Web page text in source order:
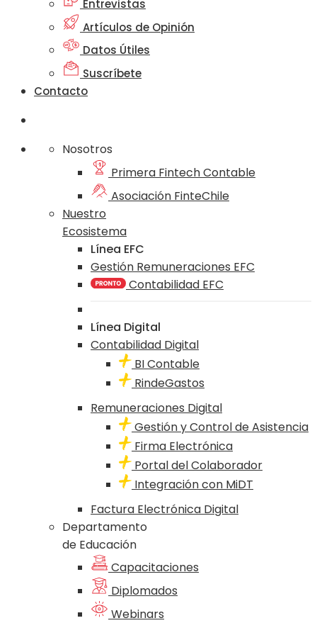
Entrevistas
Artículos de Opinión
Datos Útiles
Suscríbete
Contacto
Nosotros
Primera Fintech Contable
Asociación FinteChile
Nuestro
Ecosistema
Línea EFC
Gestión Remuneraciones EFC
Contabilidad EFC
Línea Digital
Contabilidad Digital
BI Contable
RindeGastos
Remuneraciones Digital
Gestión y Control de Asistencia
Firma Electrónica
Portal del Colaborador
Integración con MiDT
Factura Electrónica Digital
Departamento
de Educación
Capacitaciones
Diplomados
Webinars